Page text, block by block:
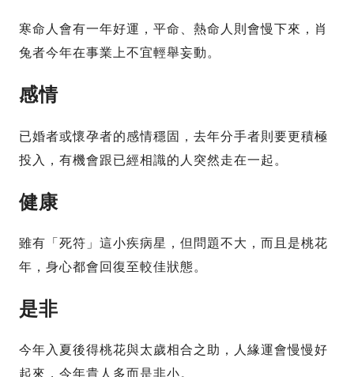
寒命人會有一年好運，平命、熱命人則會慢下來，肖
兔者今年在事業上不宜輕舉妄動。
感情
已婚者或懷孕者的感情穩固，去年分手者則要更積極
投入，有機會跟已經相識的人突然走在一起。
健康
雖有「死符」這小疾病星，但問題不大，而且是桃花
年，身心都會回復至較佳狀態。
是非
今年入夏後得桃花與太歲相合之助，人緣運會慢慢好
起來，今年貴人多而是非小。